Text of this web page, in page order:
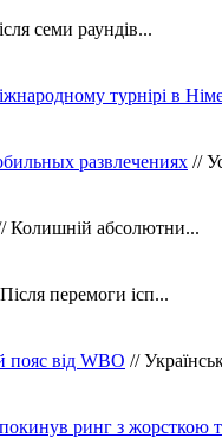
семи раундів...
турнірі в
развлечениях //
Колишній абсолютни...
перемоги ісп...
пояс від WBO //
ринг з жорсткою